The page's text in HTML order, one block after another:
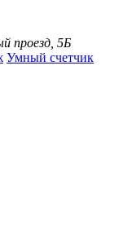
проезд, 5Б
Умный счетчик